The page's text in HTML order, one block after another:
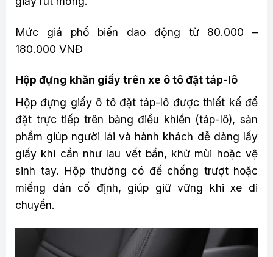
Mức giá phổ biến dao động từ 80.000 –
180.000 VNĐ
Hộp đựng khăn giấy trên xe ô tô đặt táp-lô
Hộp đựng giấy ô tô đặt táp-lô được thiết kế để
đặt trực tiếp trên bảng điều khiển (táp-lô), sản
phẩm giúp người lái và hành khách dễ dàng lấy
giấy khi cần như lau vết bẩn, khử mùi hoặc vệ
sinh tay. Hộp thường có đế chống trượt hoặc
miếng dán cố định, giúp giữ vững khi xe di
chuyển.